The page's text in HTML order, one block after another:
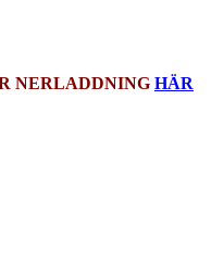
NERLADDNING HÄR